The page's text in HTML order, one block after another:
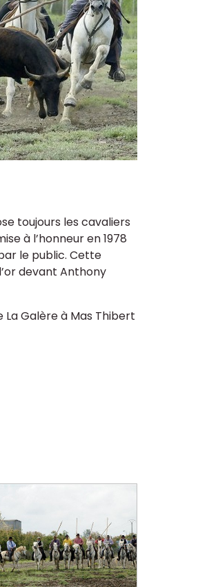
toujours les cavaliers
à l’honneur en 1978
le public. Cette
devant Anthony
La Galère à Mas Thibert